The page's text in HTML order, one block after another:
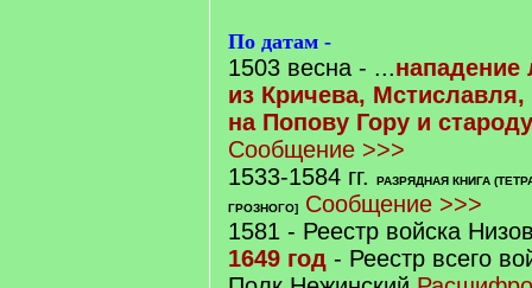
По датам -
1503 весна - ...нападение
из Кричева, Мстиславля,
на Попову Гору и
Сообщение >>>
1533-1584 гг.
РАЗРЯДНАЯ КНИГА
ГРОЗНОГО]
Сообщение >>>
1581 - Реестр войска
1649 год - Реестр всего